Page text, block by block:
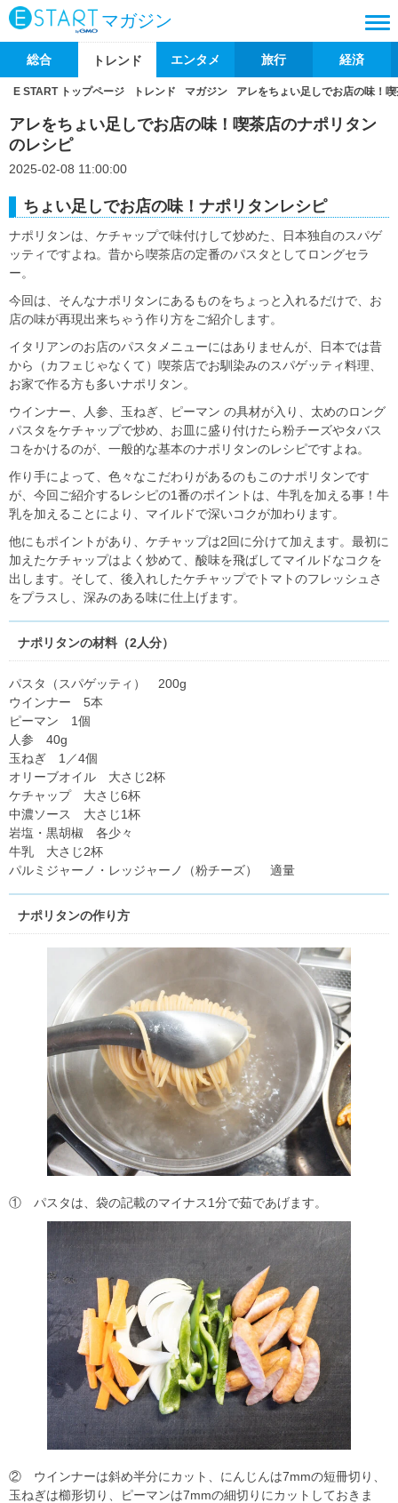
マガジン
総合 トレンド エンタメ 旅行 経済
E START トップページ トレンド マガジン アレをちょい足しでお店の味！
アレをちょい足しでお店の味！喫茶店のナポリタン
のレシピ
2025-02-08 11:00:00
ちょい足しでお店の味！ナポリタンレシピ
ナポリタンは、ケチャップで味付けして炒めた、日本独自のスパゲ
ッティですよね。昔から喫茶店の定番のパスタとしてロングセラ
ー。
今回は、そんなナポリタンにあるものをちょっと入れるだけで、お
店の味が再現出来ちゃう作り方をご紹介します。
イタリアンのお店のパスタメニューにはありませんが、日本では昔
から（カフェじゃなくて）喫茶店でお馴染みのスパゲッティ料理、
お家で作る方も多いナポリタン。
ウインナー、人参、玉ねぎ、ピーマン の具材が入り、太めのロング
パスタをケチャップで炒め、お皿に盛り付けたら粉チーズやタバス
コをかけるのが、一般的な基本のナポリタンのレシピですよね。
作り手によって、色々なこだわりがあるのもこのナポリタンです
が、今回ご紹介するレシピの1番のポイントは、牛乳を加える事！牛
乳を加えることにより、マイルドで深いコクが加わります。
他にもポイントがあり、ケチャップは2回に分けて加えます。最初に
加えたケチャップはよく炒めて、酸味を飛ばしてマイルドなコクを
出します。そして、後入れしたケチャップでトマトのフレッシュさ
をプラスし、深みのある味に仕上げます。
ナポリタンの材料（2人分）
パスタ（スパゲッティ） 200g
ウインナー 5本
ピーマン 1個
人参 40g
玉ねぎ 1／4個
オリーブオイル 大さじ2杯
ケチャップ 大さじ6杯
中濃ソース 大さじ1杯
岩塩・黒胡椒 各少々
牛乳 大さじ2杯
パルミジャーノ・レッジャーノ（粉チーズ） 適量
ナポリタンの作り方
① パスタは、袋の記載のマイナス1分で茹であげます。
② ウインナーは斜め半分にカット、にんじんは7mmの短冊切り、
玉ねぎは櫛形切り、ピーマンは7mmの細切りにカットしておきま